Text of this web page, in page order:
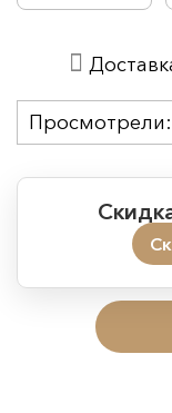
Период
Начало:
Окончание:
Время до
Просмотрели: